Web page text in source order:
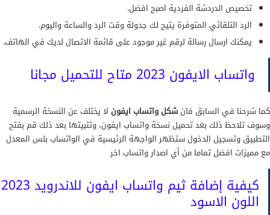
تخصيص الدردشة الفردية اصبح افضل.
الرد التلقائي المتوفرة يتيح لك جدولة وقت الرد والساعة واليوم.
يمكنك ارسال رسالة لرقم غير موجود على قائمة الاتصال لديك في الهاتف.
واتساب الايفون 2023 متاح للتحميل مجانا
كما شرحنا في السابق فانشكل واتساب ايفون لا يختلف عن النسخة الرسمية
وسوف تلاحظ ذلك بعد تحميل نسخة واتساب ايفون، وتثبيتها بعد ذلك قم بفتح
التطبيق وتسجيل الدخول ستظهر الواجهة الرئيسية في الواتساب بلس المعدل
مع مميزات افضل تماما من أي اصدار واتساب اخر
كيفية إضافة ثيم واتساب ايفون للاندرويد 2023
اللون الاسود